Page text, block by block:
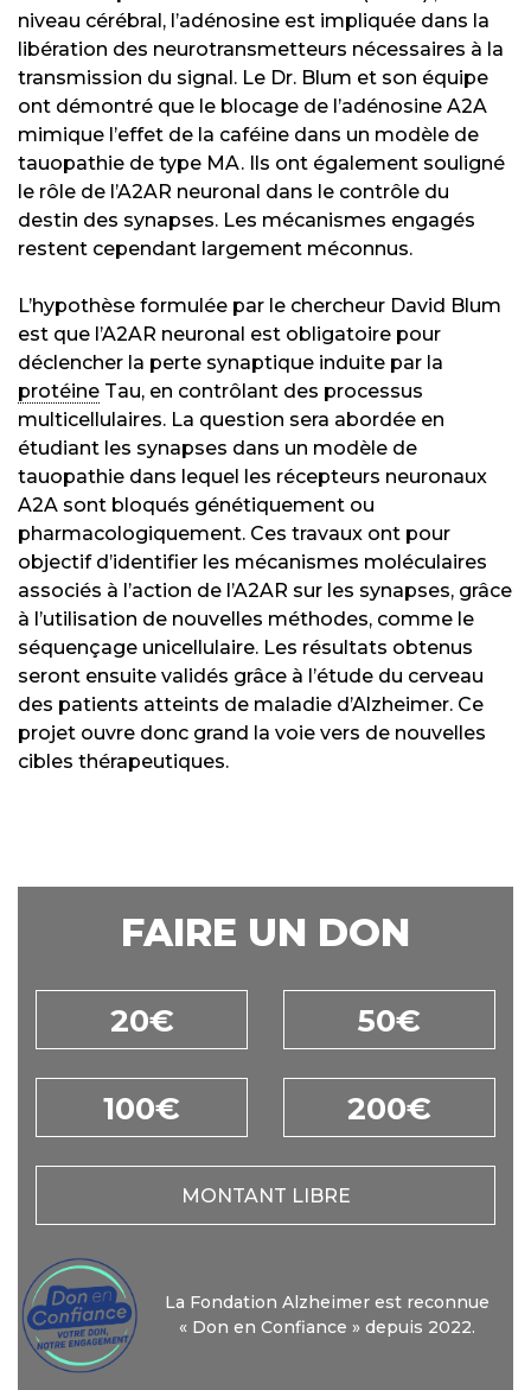
niveau cérébral, l’adénosine est impliquée dans la
libération des neurotransmetteurs nécessaires à la
transmission du signal. Le Dr. Blum et son équipe
ont démontré que le blocage de l’adénosine A2A
mimique l’effet de la caféine dans un modèle de
tauopathie de type MA. Ils ont également souligné
le rôle de l’A2AR neuronal dans le contrôle du
destin des synapses. Les mécanismes engagés
restent cependant largement méconnus.
L’hypothèse formulée par le chercheur David Blum
est que l’A2AR neuronal est obligatoire pour
déclencher la perte synaptique induite par la
protéine Tau, en contrôlant des processus
multicellulaires. La question sera abordée en
étudiant les synapses dans un modèle de
tauopathie dans lequel les récepteurs neuronaux
A2A sont bloqués génétiquement ou
pharmacologiquement. Ces travaux ont pour
objectif d’identifier les mécanismes moléculaires
associés à l’action de l’A2AR sur les synapses, grâce
à l’utilisation de nouvelles méthodes, comme le
séquençage unicellulaire. Les résultats obtenus
seront ensuite validés grâce à l’étude du cerveau
des patients atteints de maladie d’Alzheimer. Ce
projet ouvre donc grand la voie vers de nouvelles
cibles thérapeutiques.
FAIRE UN DON
20€ 50€
100€ 200€
MONTANT LIBRE
La Fondation Alzheimer est reconnue
« Don en Confiance » depuis 2022.